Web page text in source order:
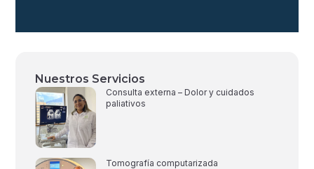
Nuestros Servicios
Consulta externa – Dolor y cuidados
paliativos
Tomografía computarizada